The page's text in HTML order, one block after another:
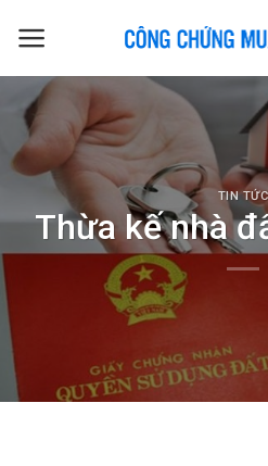
TIN TỨC
Thừa kế nhà